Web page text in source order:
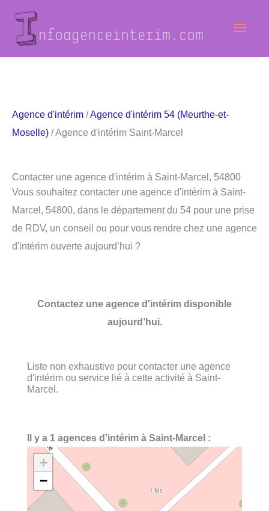
contenu
Agence d'intérim /Agence d'intérim 54 (Meurthe-et-
Moselle) / Agence d'intérim Saint-Marcel
Contacter une agence d'intérim à Saint-Marcel, 54800
Vous souhaitez contacter une agence d'intérim à Saint-
Marcel, 54800, dans le département du 54 pour une prise
de RDV, un conseil ou pour vous rendre chez une agence
d'intérim ouverte aujourd’hui ?
Contactez une agence d'intérim disponible
aujourd’hui.
Liste non exhaustive pour contacter une agence
d'intérim ou service lié à cette activité à Saint-
Marcel.
Il y a 1 agences d'intérim à Saint-Marcel :
+
−